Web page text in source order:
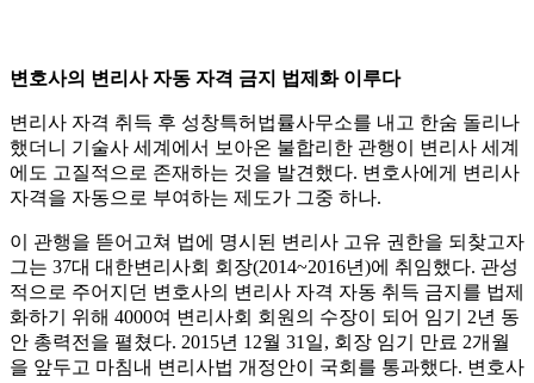
변호사의 변리사 자동 자격 금지 법제화 이루다
변리사 자격 취득 후 성창특허법률사무소를 내고 한숨 돌리나
했더니 기술사 세계에서 보아온 불합리한 관행이 변리사 세계
에도 고질적으로 존재하는 것을 발견했다. 변호사에게 변리사
자격을 자동으로 부여하는 제도가 그중 하나.
이 관행을 뜯어고쳐 법에 명시된 변리사 고유 권한을 되찾고자
그는 37대 대한변리사회 회장(2014~2016년)에 취임했다. 관성
적으로 주어지던 변호사의 변리사 자격 자동 취득 금지를 법제
화하기 위해 4000여 변리사회 회원의 수장이 되어 임기 2년 동
안 총력전을 펼쳤다. 2015년 12월 31일, 회장 임기 만료 2개월
을 앞두고 마침내 변리사법 개정안이 국회를 통과했다. 변호사